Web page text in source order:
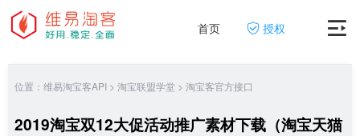
首页 授权
位置： 维易淘宝客API > 淘宝联盟学堂 > 淘宝客官方接口
2019淘宝双12大促活动推广素材下载（淘宝天猫